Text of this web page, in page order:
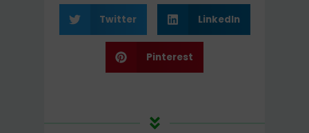
Twitter LinkedIn
Pinterest